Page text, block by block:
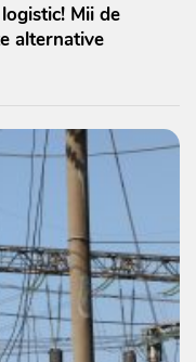
Mii de
alternative